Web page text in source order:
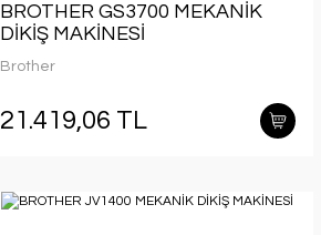
BROTHER GS3700 MEKANİK
DİKİŞ MAKİNESİ
Brother
21.419,06 TL